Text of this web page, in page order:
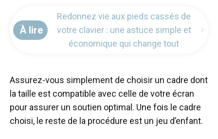
À lire
Redonnez vie aux pieds cassés de
votre clavier : une astuce simple et
économique qui change tout
Assurez-vous simplement de choisir un cadre dont
la taille est compatible avec celle de votre écran
pour assurer un soutien optimal. Une fois le cadre
choisi, le reste de la procédure est un jeu d’enfant.